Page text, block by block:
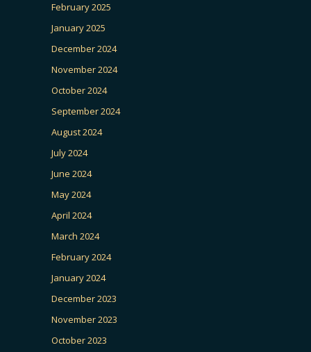
February 2025
January 2025
December 2024
November 2024
October 2024
September 2024
August 2024
July 2024
June 2024
May 2024
April 2024
March 2024
February 2024
January 2024
December 2023
November 2023
October 2023